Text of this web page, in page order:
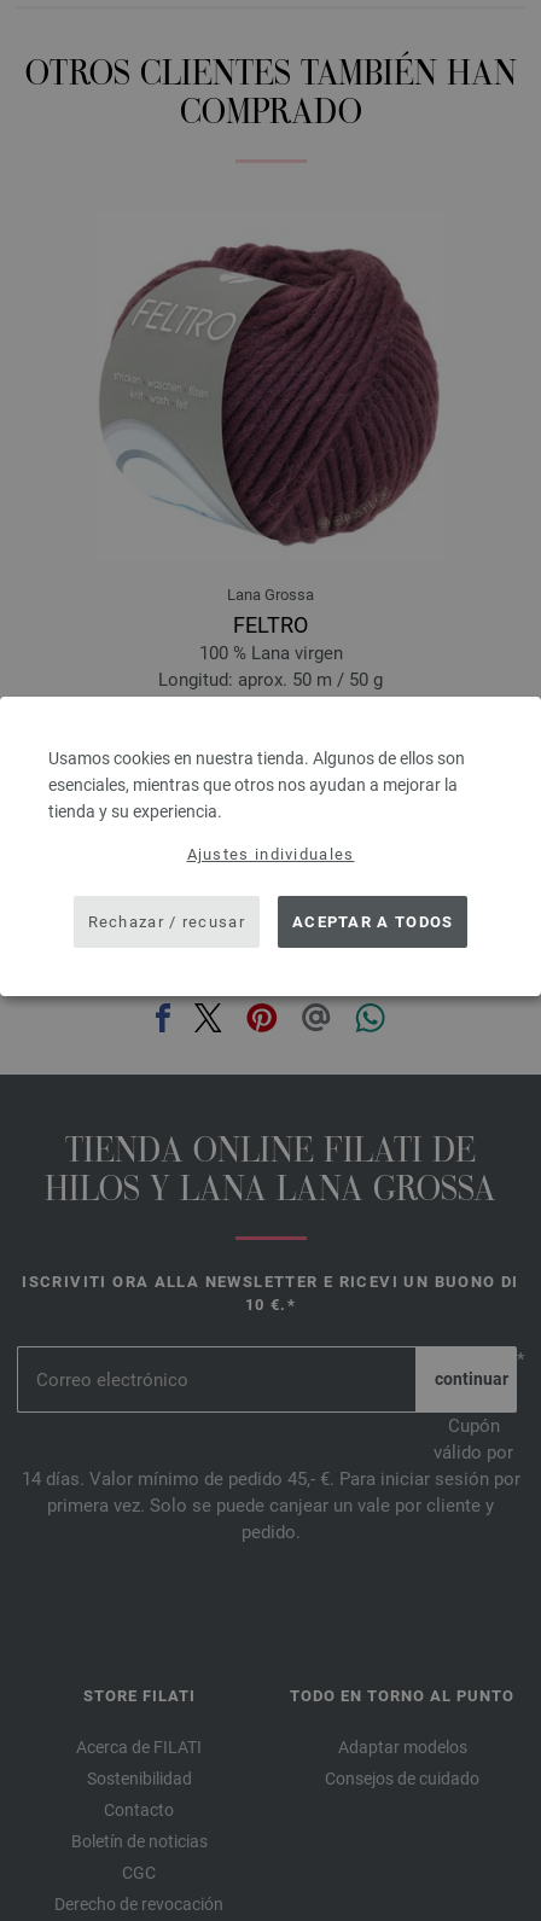
Usamos cookies en nuestra tienda. Algunos de ellos son
esenciales, mientras que otros nos ayudan a mejorar la
tienda y su experiencia.
Ajustes individuales
Rechazar / recusar ACEPTAR A TODOS
OTROS CLIENTES TAMBIÉN HAN
COMPRADO
Lana Grossa
FELTRO
100 % Lana virgen
Longitud: aprox. 50 m / 50 g
3,42 $
IVA no incluido, más gastos de envío, Precio base: 58,80 € / kg
prev
TIENDA ONLINE FILATI DE
HILOS Y LANA LANA GROSSA
ISCRIVITI ORA ALLA NEWSLETTER E RICEVI UN BUONO DI
10 €.*
*
Cupón
válido por
14 días. Valor mínimo de pedido 45,- €. Para iniciar sesión por
primera vez. Solo se puede canjear un vale por cliente y
pedido.
STORE FILATI
Acerca de FILATI
Sostenibilidad
Contacto
Boletín de noticias
CGC
Derecho de revocación
TODO EN TORNO AL PUNTO
Adaptar modelos
Consejos de cuidado